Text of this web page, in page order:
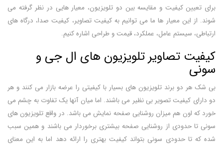
برای تعیین کیفیت و مقایسه بین دو تلویزیون، معیار هایی در نظر گرفته می
شوند. از این معیار ها ما می توانیم به کیفیت تصاویر، کیفیت صدا، درگاه های
ارتباطی، سیستم عامل، عملکرد، قیمت و طراحی اشاره کنیم.
کیفیت تصاویر تلویزیون های ال جی و
سونی
بی شک هر دو برند تلویزیون های بسیار با کیفیتی را عرضه بازار می کنند و هر
دو دارای کیفیت تصویر بی نظیر می باشند. اما میان آنها یک تفاوت به چشم می
خورد که اون هم میزان روشنایی صفحه نمایش می باشد. در واقع تلویزیون های
سونی تا حدودی از روشنایی صفحه بیشتری برخوردار می باشند و همین سبب
شده که تا حدودی سونی بتواند کیفیت بهتری را ارائه دهد اما به این معنای